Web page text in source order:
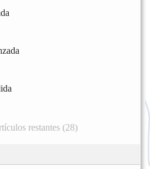
restantes (28)